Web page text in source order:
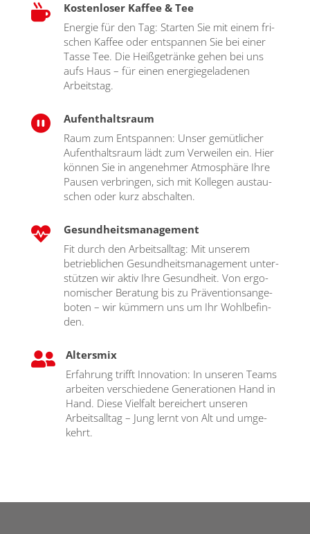

Kostenloser Kaffee & Tee
Ener­gie für den Tag: Star­ten Sie mit einem fri­
schen Kaf­fee oder ent­span­nen Sie bei einer
Tas­se Tee. Die Heiß­ge­trän­ke gehen bei uns
aufs Haus – für einen ener­gie­ge­la­de­nen
Arbeits­tag.

Aufenthaltsraum
Raum zum Ent­span­nen: Unser gemüt­li­cher
Auf­ent­halts­raum lädt zum Ver­wei­len ein. Hier
kön­nen Sie in ange­neh­mer Atmo­sphä­re Ihre
Pau­sen ver­brin­gen, sich mit Kol­le­gen aus­tau­
schen oder kurz abschal­ten.

Gesundheitsmanagement
Fit durch den Arbeits­all­tag: Mit unse­rem
betrieb­li­chen Gesund­heits­ma­nage­ment unter­
stüt­zen wir aktiv Ihre Gesund­heit. Von ergo­
no­mi­scher Bera­tung bis zu Prä­ven­ti­ons­an­ge­
bo­ten – wir küm­mern uns um Ihr Wohl­be­fin­
den.

Altersmix
Erfah­rung trifft Inno­va­ti­on: In unse­ren Teams
arbei­ten ver­schie­de­ne Gene­ra­tio­nen Hand in
Hand. Die­se Viel­falt berei­chert unse­ren
Arbeits­all­tag – Jung lernt von Alt und umge­
kehrt.